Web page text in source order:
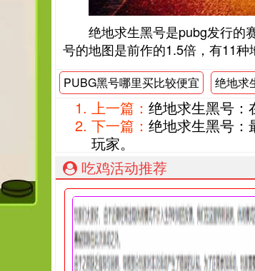
绝地求生黑号是pubg发行的
号的地图是前作的1.5倍，有11种
PUBG黑号哪里买比较便宜 绝地求
上一篇： 绝地求生黑号：
下一篇： 绝地求生黑号：
玩家。
吃鸡活动推荐